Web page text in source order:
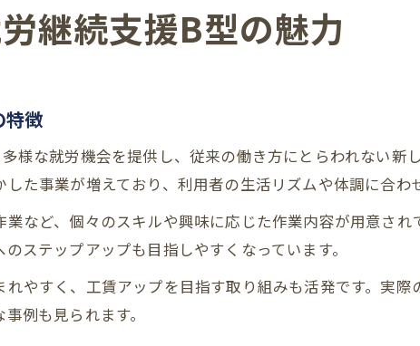
継続支援B型の魅力
特徴
様な就労機会を提供し、従来の働き方にとらわれない新
た事業が増えており、利用者の生活リズムや体調に合わ
など、個々のスキルや興味に応じた作業内容が用意さ
ステップアップも目指しやすくなっています。
やすく、工賃アップを目指す取り組みも活発です。実
例も見られます。